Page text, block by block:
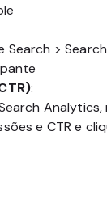
>
:
Analytics,
e CTR e